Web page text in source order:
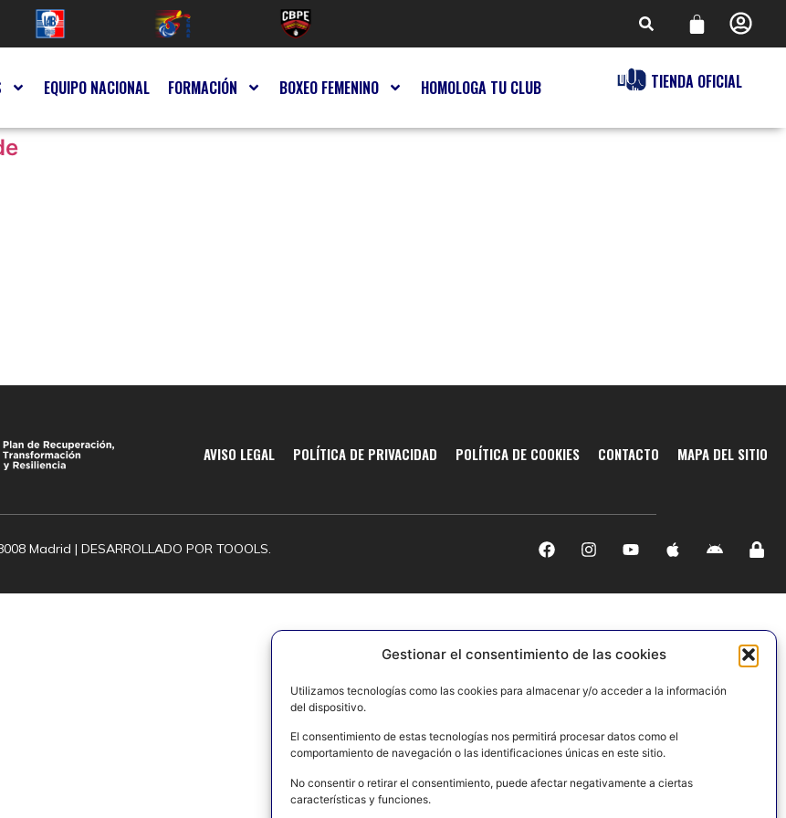
Gestionar el consentimiento de las cookies
Utilizamos tecnologías como las cookies para almacenar y/o acceder a la información
del dispositivo.
El consentimiento de estas tecnologías nos permitirá procesar datos como el
comportamiento de navegación o las identificaciones únicas en este sitio.
No consentir o retirar el consentimiento, puede afectar negativamente a ciertas
características y funciones.
EQUIPO NACIONAL FORMACIÓN BOXEO FEMENINO HOMOLOGA TU CLUB TIENDA OFICIAL
AVISO LEGAL POLÍTICA DE PRIVACIDAD POLÍTICA DE COOKIES CONTACTO MAPA DEL SITIO
Madrid | DESARROLLADO POR TOOOLS.